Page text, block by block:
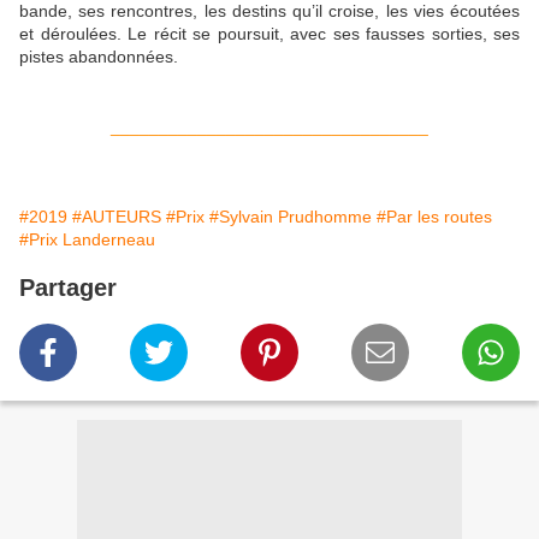
bande, ses rencontres, les destins qu’il croise, les vies écoutées
et déroulées. Le récit se poursuit, avec ses fausses sorties, ses
pistes abandonnées.
#2019 #AUTEURS #Prix #Sylvain Prudhomme #Par les routes
#Prix Landerneau
Partager